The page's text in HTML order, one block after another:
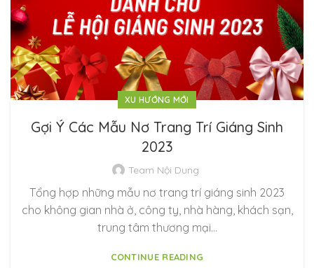
XU HƯỚNG MỚI
Gợi Ý Các Mẫu Nơ Trang Trí Giáng Sinh
2023
Team Nội Dung
Tổng hợp những mẫu nơ trang trí giáng sinh 2023
cho không gian nhà ở, công ty, nhà hàng, khách sạn,
trung tâm thương mại…
CONTINUE READING